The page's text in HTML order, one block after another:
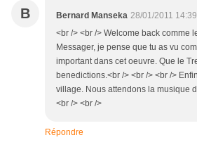
B Bernard Manseka 28/01/2011 14:39
<br /> <br /> Welcome back comme
Messager, je pense que tu as vu
important dans cet oeuvre. Que le
benedictions.<br /> <br /> <br />
village. Nous attendons la musique
<br /> <br />
Répondre